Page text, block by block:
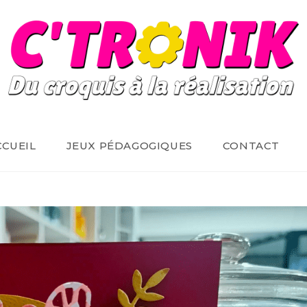
JEUX PÉDAGOGIQUES CONTACT